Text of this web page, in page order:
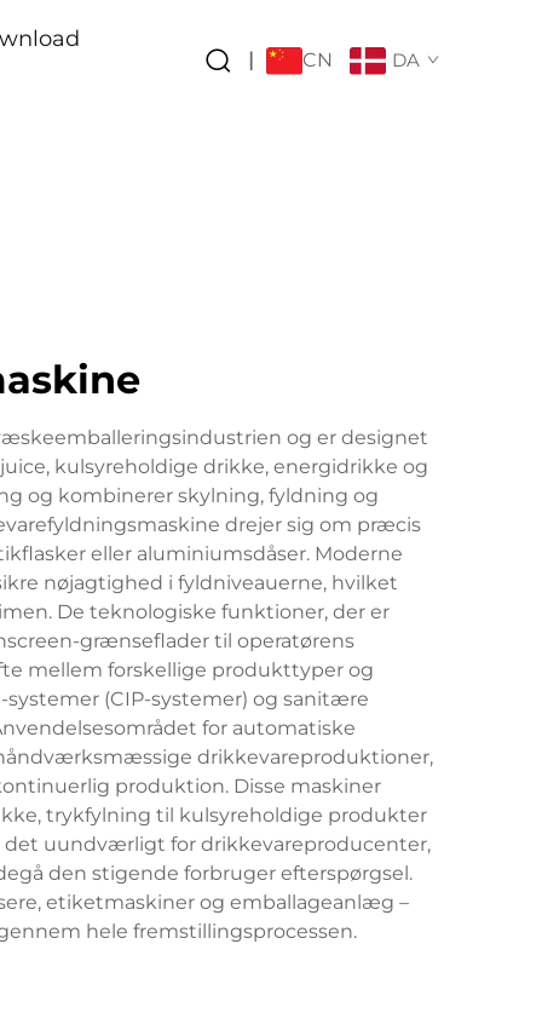
| CN DA
og er designet
kulsyreholdige drikke, energidrikke og
og kombinerer skylning, fyldning og
drejer sig om præcis
eller aluminiumsdåser. Moderne
nøjagtighed i fyldniveauerne, hvilket
De teknologiske funktioner, der er
grænseflader til operatørens
mellem forskellige produkttyper og
(CIP-systemer) og sanitære
for automatiske
drikkevareproduktioner,
produktion. Disse maskiner
trykfylning til kulsyreholdige produkter
uundværligt for drikkevareproducenter,
den stigende forbruger efterspørgsel.
etiketmaskiner og emballageanlæg –
hele fremstillingsprocessen.